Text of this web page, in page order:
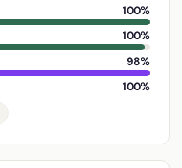
100%
100%
98%
100%